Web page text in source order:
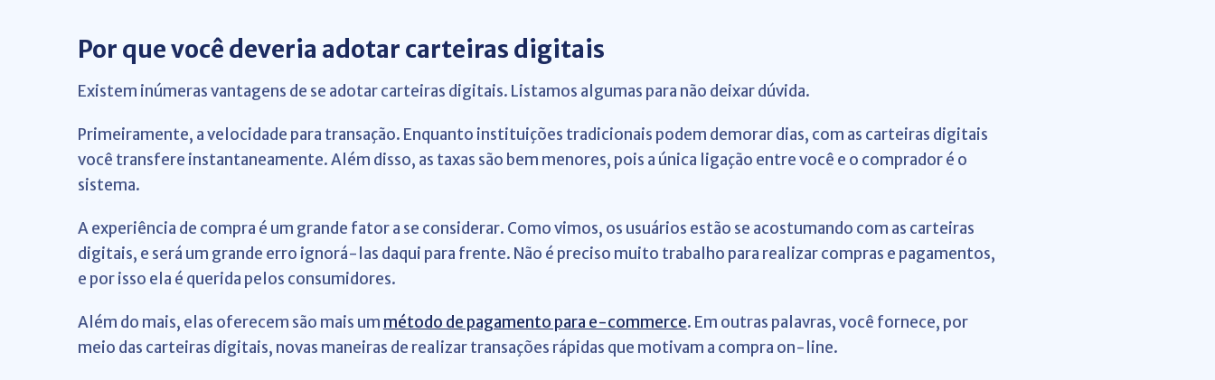
Por que você deveria adotar carteiras digitais
Existem inúmeras vantagens de se adotar carteiras digitais. Listamos algumas para não deixar dúvida.
Primeiramente, a velocidade para transação. Enquanto instituições tradicionais podem demorar dias, com as carteiras digitais
você transfere instantaneamente. Além disso, as taxas são bem menores, pois a única ligação entre você e o comprador é o
sistema.
A experiência de compra é um grande fator a se considerar. Como vimos, os usuários estão se acostumando com as carteiras
digitais, e será um grande erro ignorá-las daqui para frente. Não é preciso muito trabalho para realizar compras e pagamentos,
e por isso ela é querida pelos consumidores.
Além do mais, elas oferecem são mais um método de pagamento para e-commerce. Em outras palavras, você fornece, por
meio das carteiras digitais, novas maneiras de realizar transações rápidas que motivam a compra on-line.